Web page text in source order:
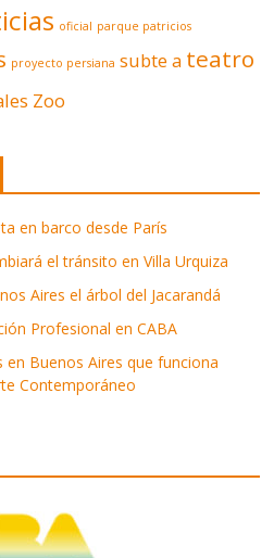
oficial parque patricios
proyecto persiana subte a teatro
Zoo
en barco desde París
el tránsito en Villa Urquiza
Aires el árbol del Jacarandá
Profesional en CABA
Buenos Aires que funciona
Contemporáneo